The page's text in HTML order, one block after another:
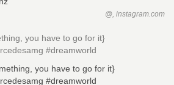
@, instagram.com
you have to go for it}
#dreamworld